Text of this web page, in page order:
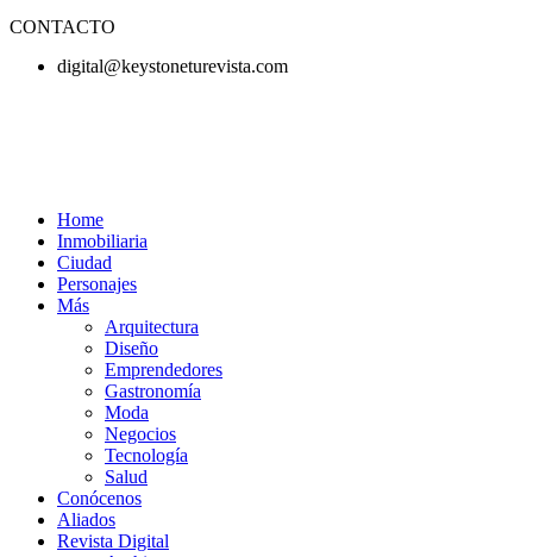
CONTACTO
digital@keystoneturevista.com
Home
Inmobiliaria
Ciudad
Personajes
Más
Arquitectura
Diseño
Emprendedores
Gastronomía
Moda
Negocios
Tecnología
Salud
Conócenos
Aliados
Revista Digital